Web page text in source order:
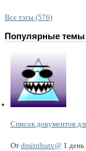
Все тэгы (576)
Популярные темы
Список документов
От dmitributv@ 1 день